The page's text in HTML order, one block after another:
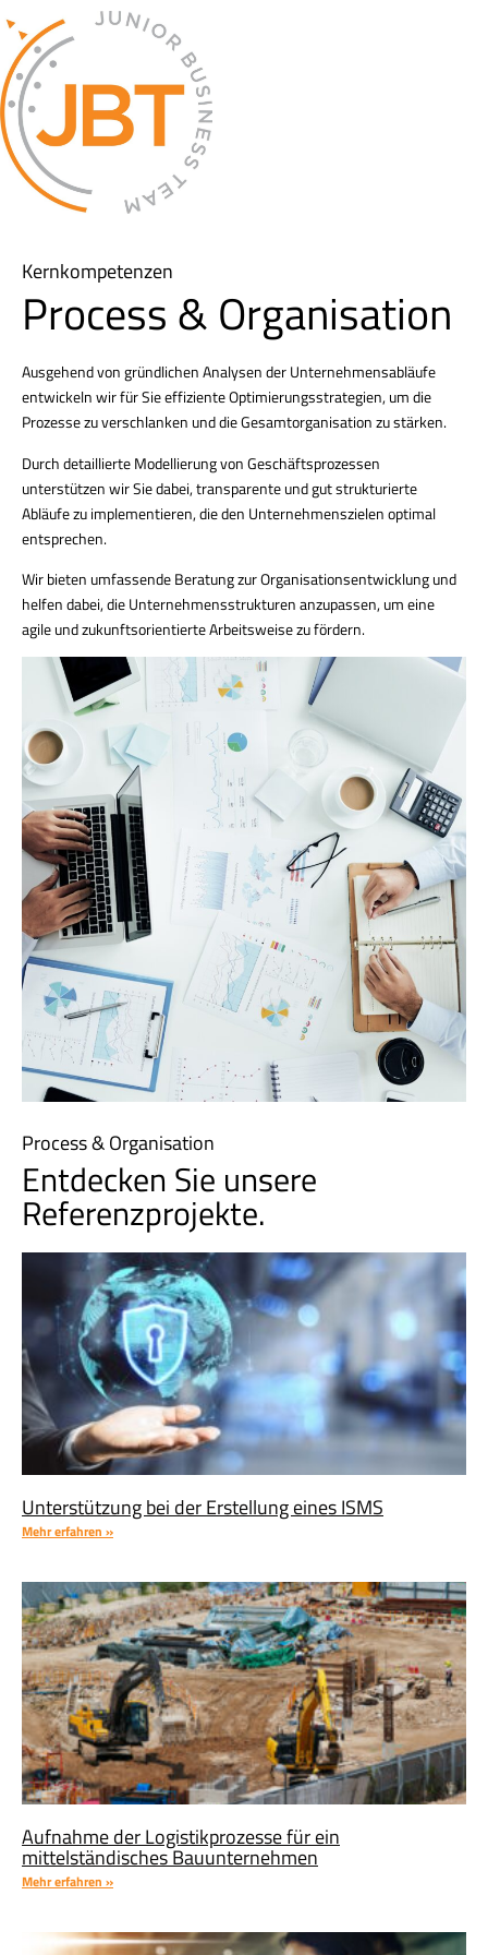
Kernkompetenzen
Process & Organisation
Ausgehend von gründlichen Analysen der Unternehmensabläufe
entwickeln wir für Sie effiziente Optimierungsstrategien, um die
Prozesse zu verschlanken und die Gesamtorganisation zu stärken.
Durch detaillierte Modellierung von Geschäftsprozessen
unterstützen wir Sie dabei, transparente und gut strukturierte
Abläufe zu implementieren, die den Unternehmenszielen optimal
entsprechen.
Wir bieten umfassende Beratung zur Organisationsentwicklung und
helfen dabei, die Unternehmensstrukturen anzupassen, um eine
agile und zukunftsorientierte Arbeitsweise zu fördern.
Process & Organisation
Entdecken Sie unsere
Referenzprojekte.
Unterstützung bei der Erstellung eines ISMS​
Mehr erfahren »
Aufnahme der Logistikprozesse für ein
mittelständisches Bauunternehmen
Mehr erfahren »